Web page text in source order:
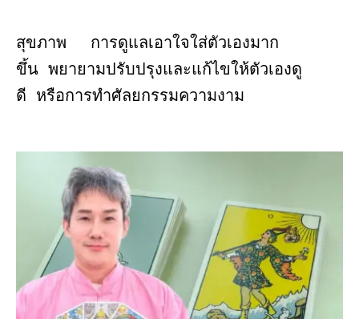
สุขภาพ การดูแลเอาใจใส่ตัวเองมาก
ขึ้น พยายามปรับปรุงและแก้ไขให้ตัวเองดู
ดี หรือการทำศัลยกรรมความงาม